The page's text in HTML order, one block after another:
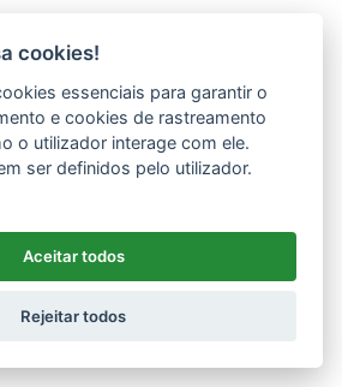
cookies!
essenciais para garantir o
e cookies de rastreamento
o utilizador interage com ele.
ser definidos pelo utilizador.
Aceitar todos
Rejeitar todos